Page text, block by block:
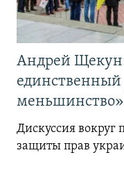
Андрей
единственный
меньшинство»
Дискуссия вокруг
защиты прав